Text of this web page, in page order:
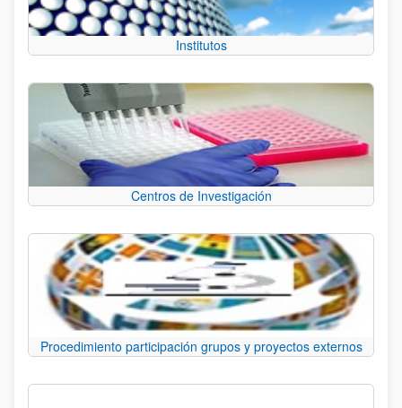
Institutos
Centros de Investigación
Procedimiento participación grupos y proyectos externos